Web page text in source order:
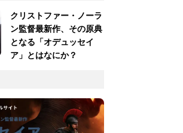
クリストファー・ノーラ
ン監督最新作、その原典
となる「オデュッセイ
ア」とはなにか？